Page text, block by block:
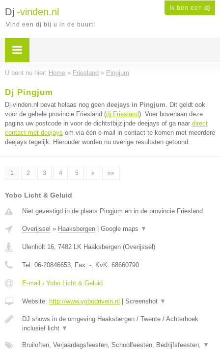
Ik ben een dj
Dj -vinden.nl
Vind een dj bij u in de buurt!
U bent nu hier: Home » Friesland » Pingjum
Dj Pingjum
Dj-vinden.nl bevat helaas nog geen deejays in Pingjum. Dit geldt ook
voor de gehele provincie Friesland (dj Friesland). Voer bovenaan deze
pagina uw postcode in voor de dichtstbijzijnde deejays of ga naar direct
contact met deejays om via één e-mail in contact te komen met meerdere
deejays tegelijk. Hieronder worden nu overige resultaten getoond.
1 2 3 4 5 » »»
Yobo Licht & Geluid
Niet gevestigd in de plaats Pingjum en in de provincie Friesland.
Overijssel » Haaksbergen Google maps ▼
Ulenholt 16, 7482 LK Haaksbergen (Overijssel )
Tel: 06-20846653, Fax: -, KvK: 68660790
E-mail › Yobo Licht & Geluid
Website: http://www.yobodrivein.nl Screenshot ▼
DJ shows in de omgeving Haaksbergen / Twente / Achterhoek
inclusief licht ▼
Bruiloften, Verjaardagsfeesten, Schoolfeesten, Bedrijfsfeesten, ▼